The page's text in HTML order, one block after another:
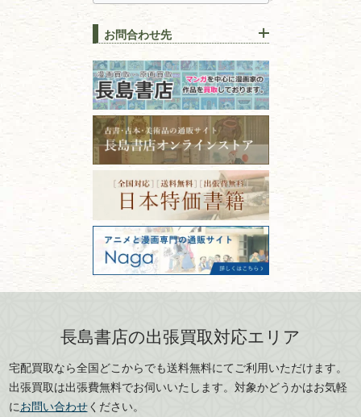
趣味・教養
書道
拓本・法帖・碑帖
篆刻・印譜
書道具
美術書・アート本・
デザイン本
カメラ・撮影術
版画・リトグラフ・
刀剣・鎧・甲冑
武道書・武術書
近代文学・
古本を高く売る方法！買取で
上手な売り方のコツを解説
因！適切な管理で長持ちさせ
るコツ
古本は汚れていると買取でき
ない？適切な保管方法とクリ
ーニング！
ISBNコードとは？書籍の識別
番号の意味と役割を解説
価値ある古書を売るポイント
と注意点
栃木県
山梨県
新潟県
長野県
愛知県
石川県
福井県
福島県
富山県
青森県
岩手県
宮城県
秋田県
山形県
岐阜県
三重県
滋賀県
京都府
大阪府
兵庫県
奈良県
島根県
岡山県
徳島県
香川県
愛媛県
お問合わせ先
古本買取専門店 長島書店
〒101-0051
東京都千代田区神田神保町2-5-1
フリーダイヤル：0120-414-548
電話：03-3512-8115
FAX：03-3512-8116
古物商許可：東京都公安委員会 第
301028901712号
古物商名称：有限会社長島書店
長島書店の出張買取対応エリア
宅配買取なら全国どこからでも送料無料にてご利用いただけます。
出張買取は出張費無料でお伺いいたします。対象かどうかはお気軽
にお問い合わせください。